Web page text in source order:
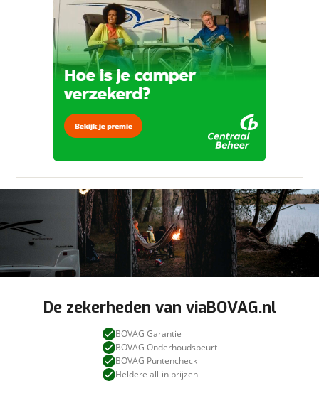
aanbieder te brengen. Lees hier meer over in
onzeprivacyverklaring .
Verstuur mijn vraag
viaBOVAG.nl verwerkt je persoonsgegevens
om je aanvraag zo goed mogelijk bij de
aanbieder te brengen. Lees hier meer over in
onzeprivacyverklaring
Stuur mijn bevinding door
De zekerheden van viaBOVAG.nl
BOVAG Garantie
BOVAG Onderhoudsbeurt
BOVAG Puntencheck
Heldere all-in prijzen